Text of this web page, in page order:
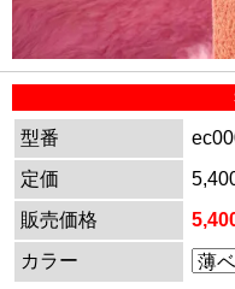
型番
定価
販売価格
カラー